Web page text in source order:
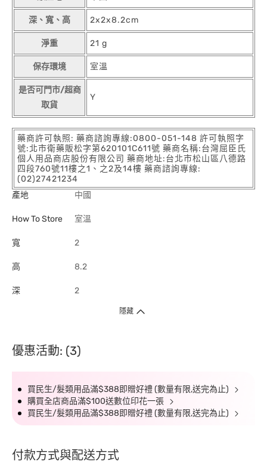
深、寬、高 2x2x8.2cm
淨重 21 g
保存環境 室溫
是否可門市/超商
取貨
Y
藥商許可執照: 藥商諮詢專線:0800-051-148 許可執照字
號:北市衛藥販松字第620101C611號 藥商名稱:台灣屈臣氏
個人用品商店股份有限公司 藥商地址:台北市松山區八德路
四段760號11樓之1、之2及14樓 藥商諮詢專線:
(02)27421234
產地
中國
How To Store 室溫
寬 2
高 8.2
深 2
隱藏
優惠活動: (3)
買民生/髮類用品滿$388即贈好禮 (數量有限,送完為止)
購買全店商品滿$100送數位印花一張
買民生/髮類用品滿$388即贈好禮 (數量有限,送完為止)
付款方式與配送方式